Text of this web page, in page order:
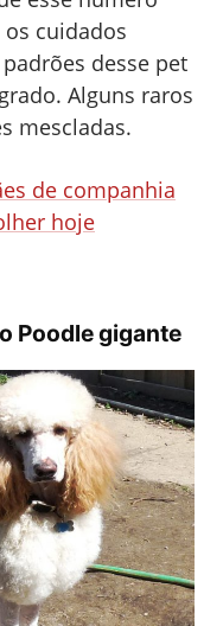
cuidados
desse pet
Alguns raros
mescladas.
de companhia
hoje
Poodle gigante